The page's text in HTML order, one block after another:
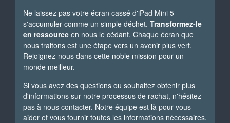
Ne laissez pas votre écran cassé d'iPad Mini 5
s'accumuler comme un simple déchet. Transformez-le
en ressource en nous le cédant. Chaque écran que
nous traitons est une étape vers un avenir plus vert.
Rejoignez-nous dans cette noble mission pour un
monde meilleur.
Si vous avez des questions ou souhaitez obtenir plus
d'informations sur notre processus de rachat, n'hésitez
pas à nous contacter. Notre équipe est là pour vous
aider et vous fournir toutes les informations nécessaires.